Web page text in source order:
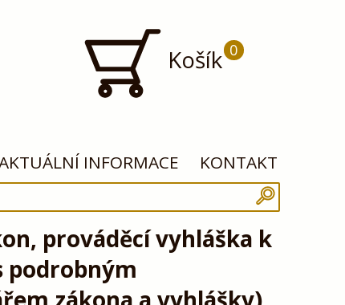
Košík 0
INFORMACE KONTAKT
prováděcí vyhláška k
podrobným